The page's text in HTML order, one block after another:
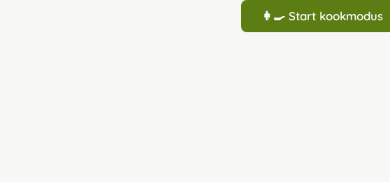
👩‍🍳 Start kookmodus